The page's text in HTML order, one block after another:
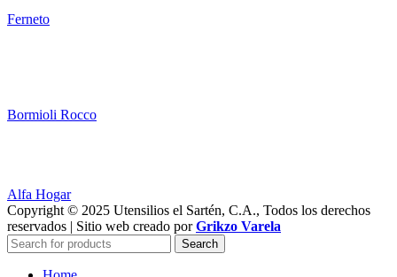
Ferneto
Bormioli Rocco
Alfa Hogar
Copyright © 2025 Utensilios el Sartén, C.A., Todos los derechos
reservados | Sitio web creado porGrikzo Varela
Search